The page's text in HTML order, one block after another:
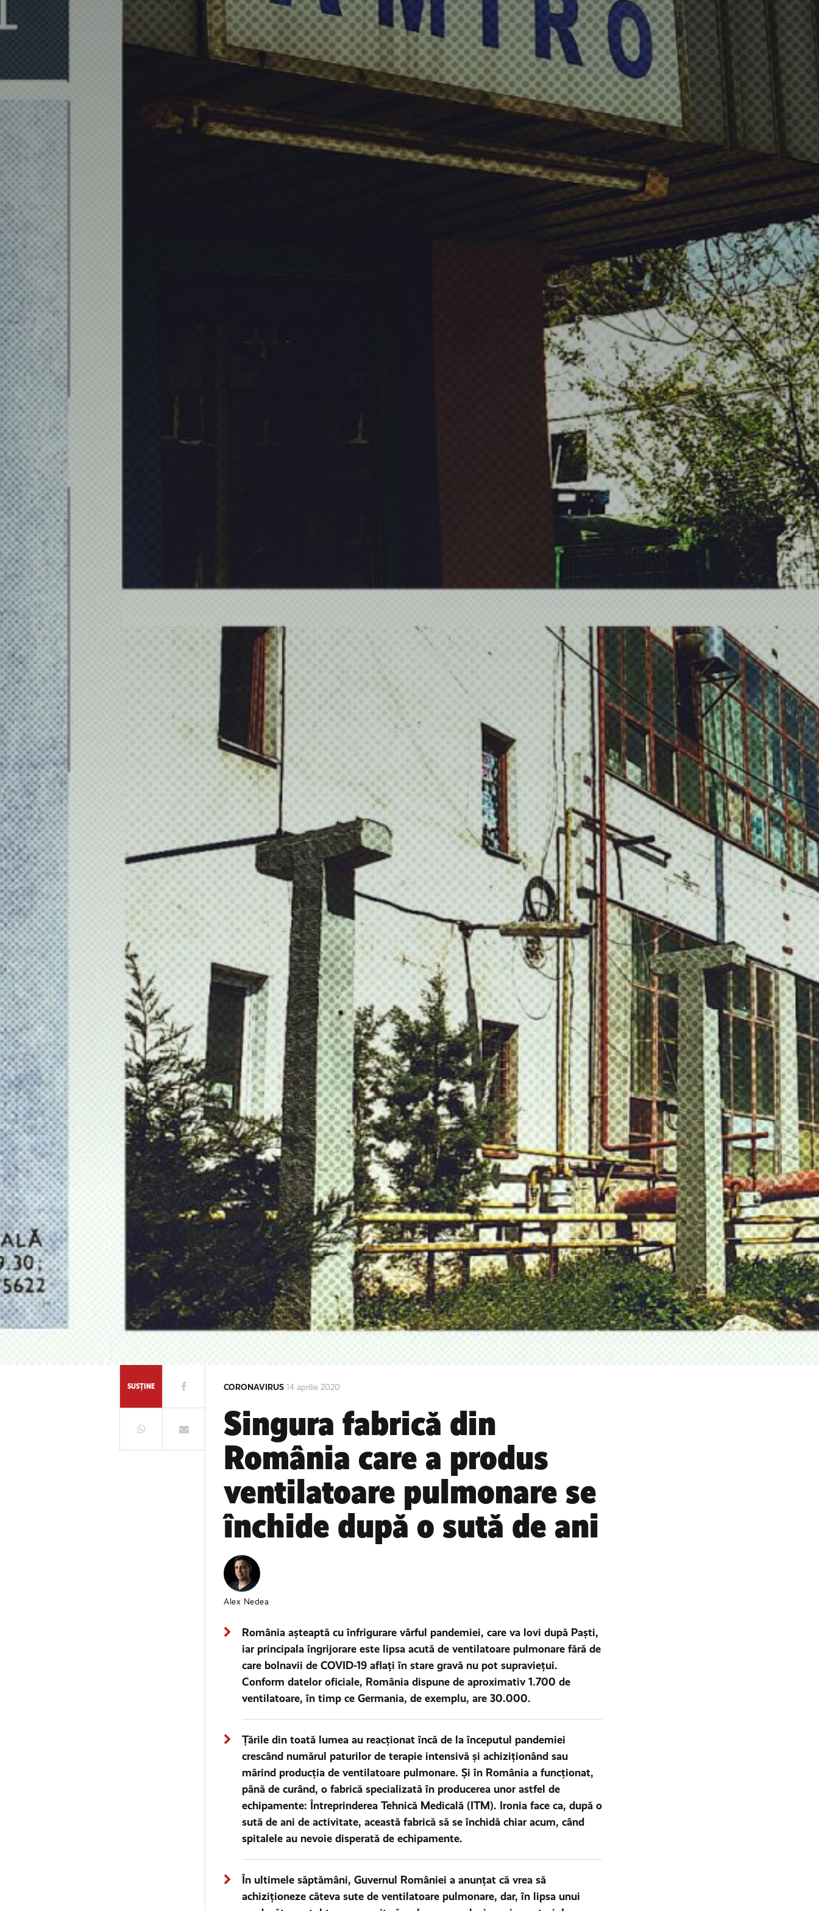
SUSȚINE CORONAVIRUS 14 aprilie 2020
Singura fabrică din
România care a produs
ventilatoare pulmonare se
închide după o sută de ani
Alex Nedea
România așteaptă cu înfrigurare vârful pandemiei, care va lovi după Paști,
iar principala îngrijorare este lipsa acută de ventilatoare pulmonare fără de
care bolnavii de COVID-19 aflați în stare gravă nu pot supraviețui.
Conform datelor oficiale, România dispune de aproximativ 1.700 de
ventilatoare, în timp ce Germania, de exemplu, are 30.000.
Țările din toată lumea au reacționat încă de la începutul pandemiei
crescând numărul paturilor de terapie intensivă și achiziționând sau
mărind producția de ventilatoare pulmonare. Și în România a funcționat,
până de curând, o fabrică specializată în producerea unor astfel de
echipamente: Întreprinderea Tehnică Medicală (ITM). Ironia face ca, după o
sută de ani de activitate, această fabrică să se închidă chiar acum, când
spitalele au nevoie disperată de echipamente.
În ultimele săptămâni, Guvernul României a anunțat că vrea să
achiziționeze câteva sute de ventilatoare pulmonare, dar, în lipsa unui